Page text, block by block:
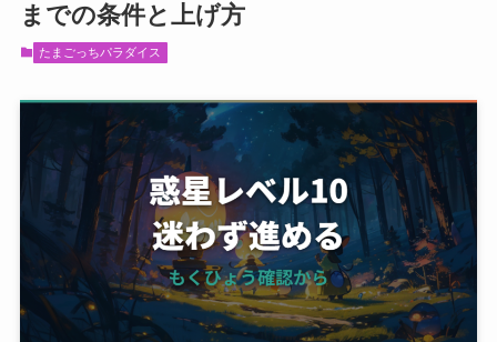
までの条件と上げ方
たまごっちパラダイス